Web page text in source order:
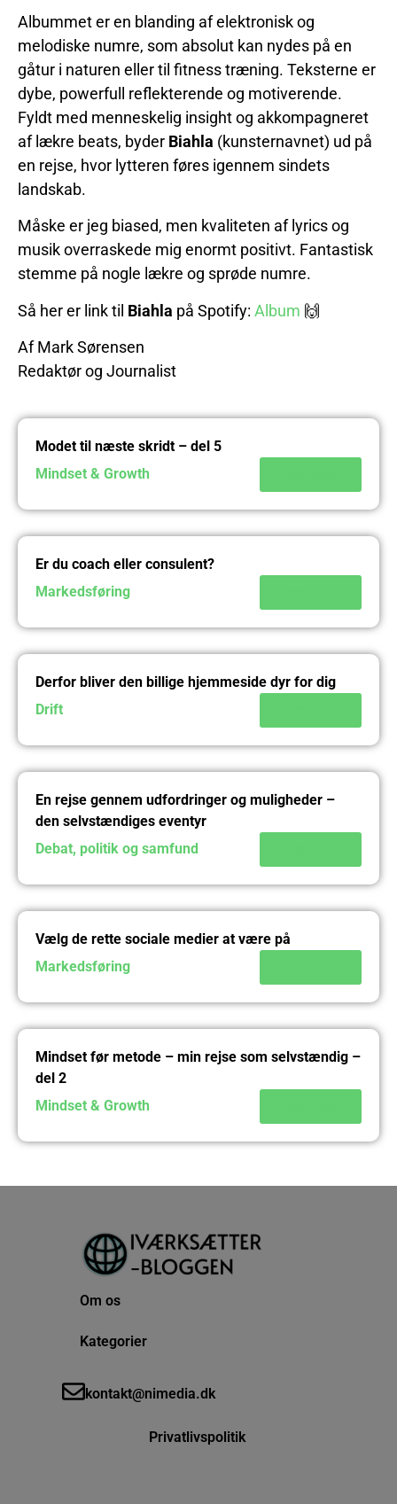
Albummet er en blanding af elektronisk og
melodiske numre, som absolut kan nydes på en
gåtur i naturen eller til fitness træning. Teksterne er
dybe, powerfull reflekterende og motiverende.
Fyldt med menneskelig insight og akkompagneret
af lækre beats, byder Biahla (kunsternavnet) ud på
en rejse, hvor lytteren føres igennem sindets
landskab.
Måske er jeg biased, men kvaliteten af lyrics og
musik overraskede mig enormt positivt. Fantastisk
stemme på nogle lækre og sprøde numre.
Så her er link til Biahla på Spotify: Album 🙌
Af Mark Sørensen
Redaktør og Journalist
Modet til næste skridt – del 5
Mindset & Growth
Er du coach eller consulent?
Markedsføring
Derfor bliver den billige hjemmeside dyr for dig
Drift
En rejse gennem udfordringer og muligheder –
den selvstændiges eventyr
Debat, politik og samfund
Vælg de rette sociale medier at være på
Markedsføring
Mindset før metode – min rejse som selvstændig –
del 2
Mindset & Growth
Om os
Kategorier
kontakt@nimedia.dk
Privatlivspolitik